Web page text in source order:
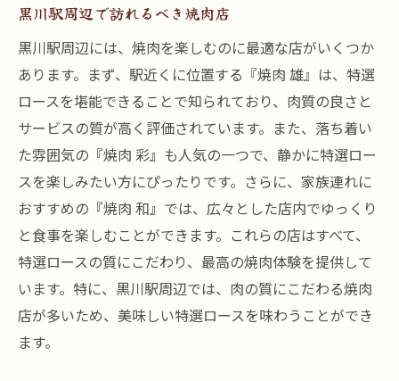
焼肉 牛炭の特選メニュー紹介
黒川駅周辺の焼肉店のクチコミまとめ
特選ロースを堪能するための焼肉道具
焼肉ファン必見黒川駅で見つけた特選ロースの
美味しさ
特選ロースの仕入れ先と品質管理
特選ロースを使った家庭でのレシピ
焼肉 牛炭の特選ロース：リピーターの声
一口食べれば虜黒川駅の特選ロースで焼肉を楽
しもう
特選ロースのカロリーとヘルシーな食べ方
黒川駅周辺で訪れるべき焼肉店
黒川駅周辺には、焼肉を楽しむのに最適な店がいくつか
あります。まず、駅近くに位置する『焼肉 雄』は、特選
ロースを堪能できることで知られており、肉質の良さと
サービスの質が高く評価されています。また、落ち着い
た雰囲気の『焼肉 彩』も人気の一つで、静かに特選ロー
スを楽しみたい方にぴったりです。さらに、家族連れに
おすすめの『焼肉 和』では、広々とした店内でゆっくり
と食事を楽しむことができます。これらの店はすべて、
特選ロースの質にこだわり、最高の焼肉体験を提供して
います。特に、黒川駅周辺では、肉の質にこだわる焼肉
店が多いため、美味しい特選ロースを味わうことができ
ます。